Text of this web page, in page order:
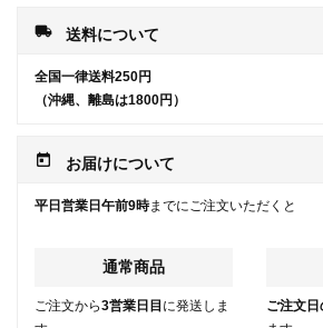
local_shipping 送料について
全国一律送料250円
（沖縄、離島は1800円）
today お届けについて
平日営業日午前9時までにご注文いただくと
通常商品
ご注文から3営業日目 に発送しま
ご注文日